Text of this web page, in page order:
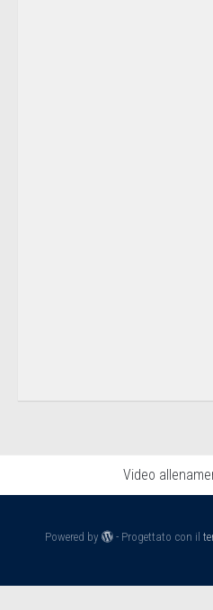
Video
Powered by - Progettato con il